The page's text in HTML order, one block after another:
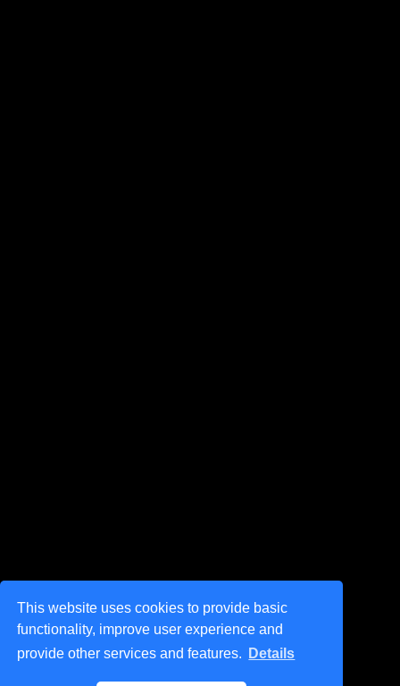
This website uses cookies to provide basic
functionality, improve user experience and
provide other services and features.
Details